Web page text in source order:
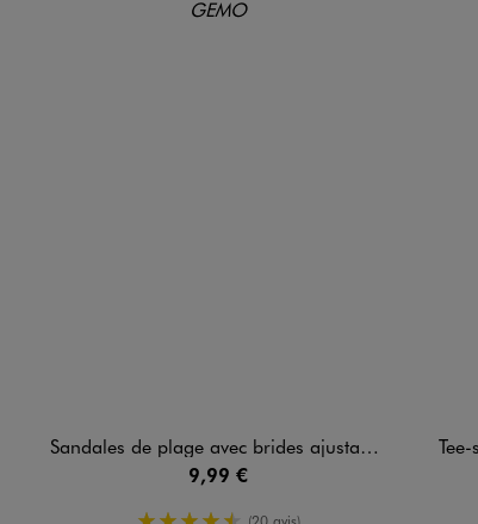
Sandales de plage avec brides ajustables femme
9,99 €
Tee-